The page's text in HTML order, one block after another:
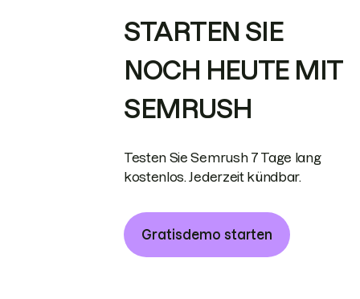
STARTEN SIE
NOCH HEUTE MIT
SEMRUSH
Testen Sie Semrush 7 Tage lang
kostenlos. Jederzeit kündbar.
Gratisdemo starten